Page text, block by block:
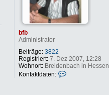
bfb
Administrator
Beiträge: 3822
Registriert:7. Dez 2007, 12:28
Wohnort:Breidenbach in Hessen
Kontaktdaten: